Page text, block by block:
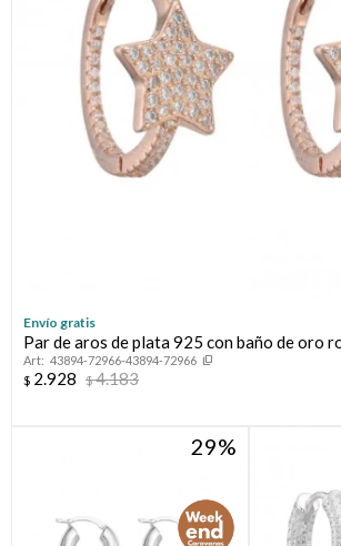
Envío gratis
Par de aros de plata 925 con baño de oro
ESTRELLA.
43894-72966-43894-72966
$ 2.928 $4.183
29